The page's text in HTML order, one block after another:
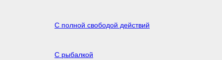
С полной свободой действий
С рыбалкой